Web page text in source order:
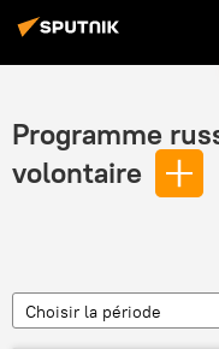
Programme
volontaire
Choisir la période